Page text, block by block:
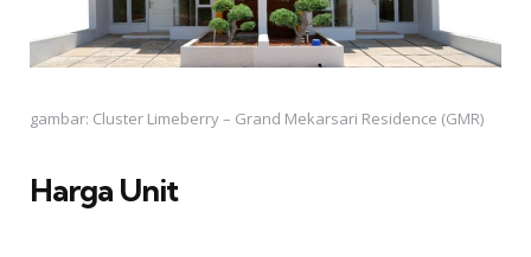
gambar: Cluster Limeberry – Grand Mekarsari Residence (GMR)
Harga Unit